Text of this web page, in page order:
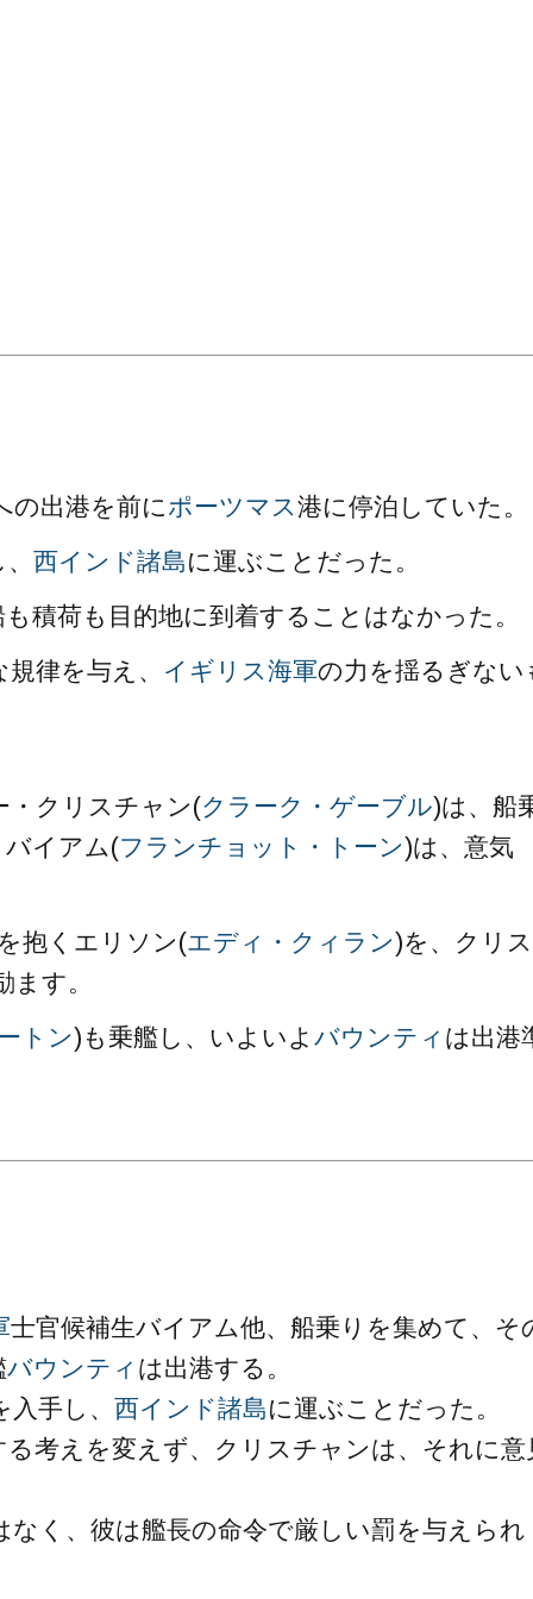
の出港を前にポーツマス港に停泊していた。
西インド諸島に運ぶことだった。
積荷も目的地に到着することはなかった。
律を与え、 イギリス海軍の力を揺るぎない
・クリスチャン(クラーク・ゲーブル)は、船
バイアム(フランチョット・トーン)は、意気
抱くエリソン(エディ・クィラン)を、クリス
す。
トン)も乗艦し、いよいよ バウンティ は出港
士官候補生バイアム他、船乗りを集めて、そ
バウンティ は出港する。
入手し、 西インド諸島に運ぶことだった。
考えを変えず、クリスチャンは、それに意
く、彼は艦長の命令で厳しい罰を与えられ